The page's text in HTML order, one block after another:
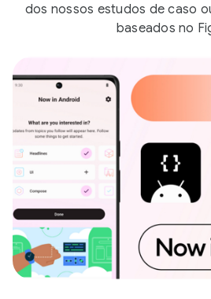
dos nossos estudos de caso
baseados no